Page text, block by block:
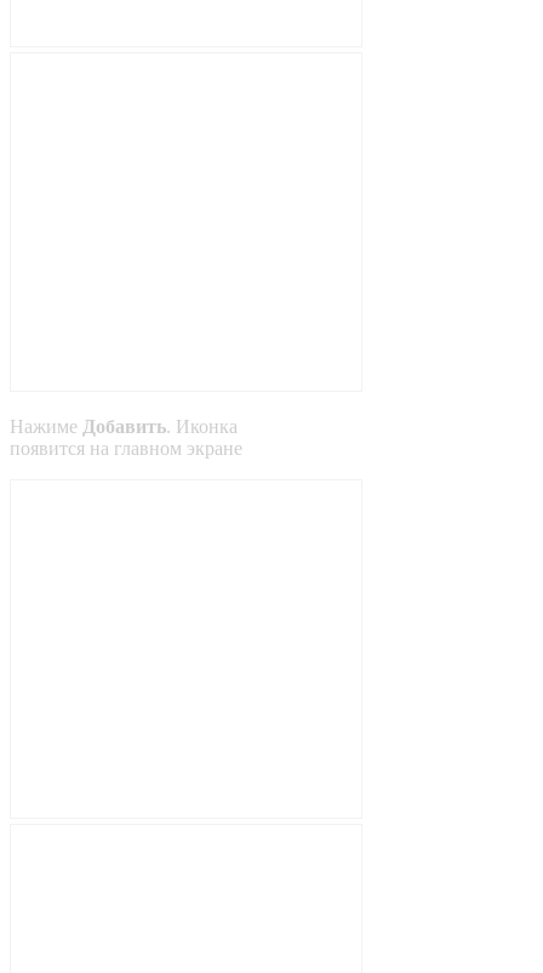
Нажиме Добавить. Иконка
появится на главном экране